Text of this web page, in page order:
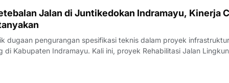
Jalan di Juntikedokan Indramayu, Kinerja
dugaan pengurangan spesifikasi teknis dalam proyek
di Kabupaten Indramayu. Kali ini, proyek Rehabilitasi Jalan
Kecamatan Juntinyuat, berada di bawah sorotan tajam lantaran